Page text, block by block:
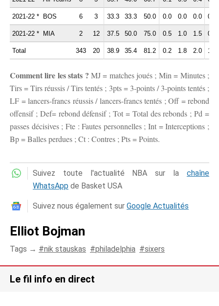
2021-22 * BOS 6 3 33.3 33.3 50.0 0.0 0.0 0.0 0.2
2021-22 * MIA 2 12 37.5 50.0 75.0 0.5 1.0 1.5 0.5
Total 343 20 38.9 35.4 81.2 0.2 1.8 2.0 1.5
Comment lire les stats ? MJ = matches joués ; Min = Minutes ;
Tirs = Tirs réussis / Tirs tentés ; 3pts = 3-points / 3-points tentés ;
LF = lancers-francs réussis / lancers-francs tentés ; Off = rebond
offensif ; Def= rebond défensif ; Tot = Total des rebonds ; Pd =
passes décisives ; Fte : Fautes personnelles ; Int = Interceptions ;
Bp = Balles perdues ; Ct : Contres ; Pts = Points.
Suivez toute l'actualité NBA sur la chaîne
WhatsApp de Basket USA
Suivez nous également sur Google Actualités
Elliot Bojman
Tags → nik stauskas philadelphia sixers
Le fil info en direct